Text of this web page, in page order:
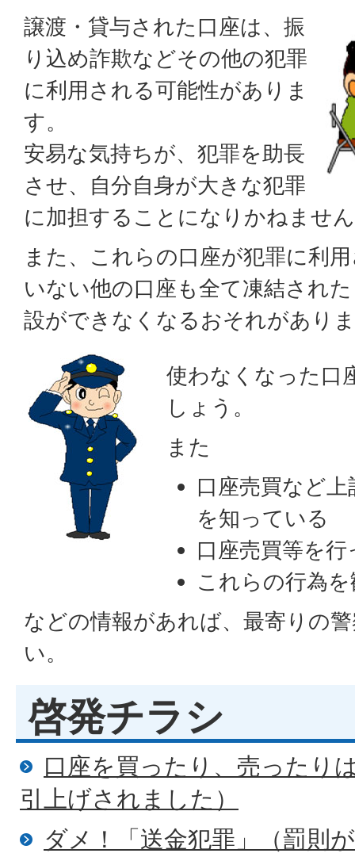
譲渡・貸与された口座は、振
り込め詐欺などその他の犯罪
に利用される可能性がありま
す。
安易な気持ちが、犯罪を助長
させ、自分自身が大きな犯罪
に加担することになりかねませ
また、これらの口座が犯罪に利
いない他の口座も全て凍結され
設ができなくなるおそれがあり
使わなくなった口
しょう。
また
口座売買など
を知っている
口座売買等を
これらの行為
などの情報があれば、最寄りの
い。
啓発チラシ
口座を買ったり、売ったり
引上げされました）
ダメ！「送金犯罪」（罰則